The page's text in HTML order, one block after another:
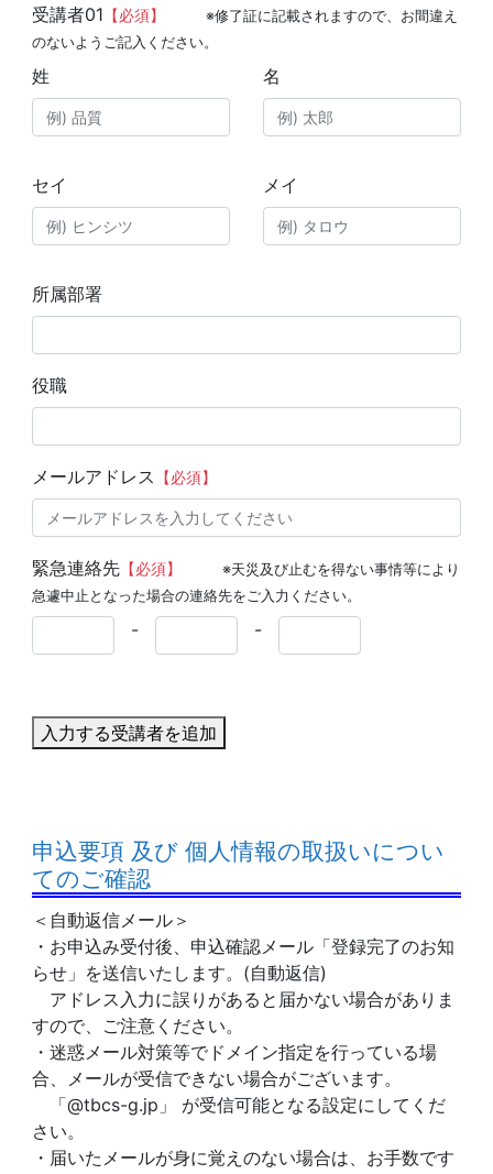
受講者01 【必須】
※修了証に記載されますので、お間違え
のないようご記入ください。
姓 名
セイ メイ
所属部署
役職
メールアドレス 【必須】
緊急連絡先【必須】
※天災及び止むを得ない事情等により
急遽中止となった場合の連絡先をご入力ください。
- -
入力する受講者を追加
申込要項 及び 個人情報の取扱いについ
てのご確認
＜自動返信メール＞
・お申込み受付後、申込確認メール「登録完了のお知
らせ」を送信いたします。(自動返信)
アドレス入力に誤りがあると届かない場合がありま
すので、ご注意ください。
・迷惑メール対策等でドメイン指定を行っている場
合、メールが受信できない場合がございます。
「@tbcs-g.jp」 が受信可能となる設定にしてくだ
さい。
・届いたメールが身に覚えのない場合は、お手数です